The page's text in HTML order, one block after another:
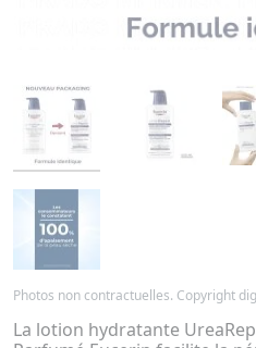
Photos non contractuelles. Copyright
La lotion hydratante